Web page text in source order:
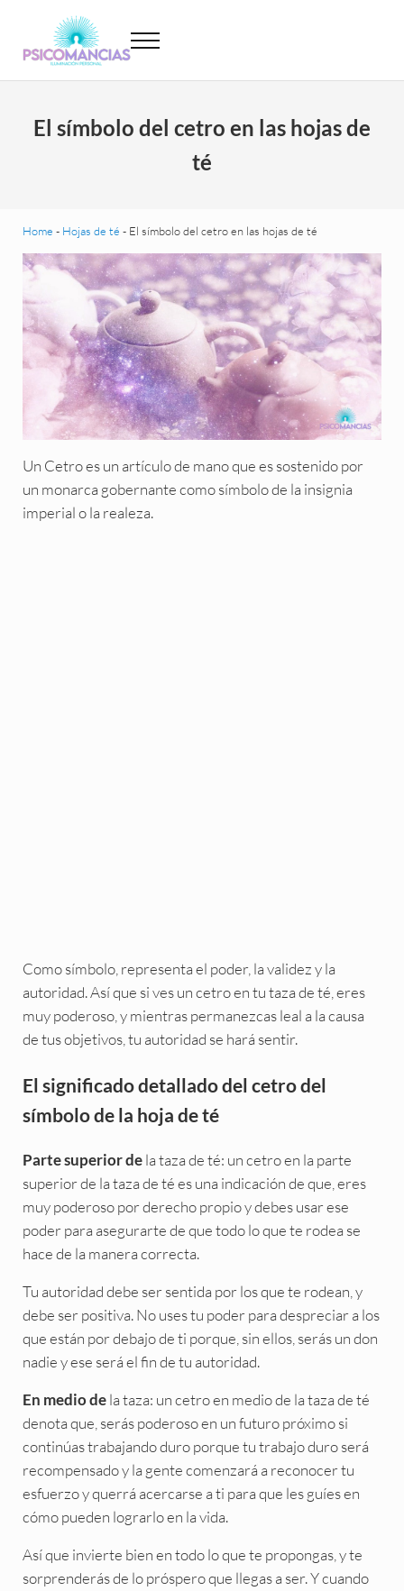
Psicomancias
Menu
El símbolo del cetro en las hojas de
té
Home - Hojas de té - El símbolo del cetro en las hojas de té
Un Cetro es un artículo de mano que es sostenido por
un monarca gobernante como símbolo de la insignia
imperial o la realeza.
Como símbolo, representa el poder, la validez y la
autoridad. Así que si ves un cetro en tu taza de té, eres
muy poderoso, y mientras permanezcas leal a la causa
de tus objetivos, tu autoridad se hará sentir.
El significado detallado del cetro del
símbolo de la hoja de té
Parte superior dela taza de té: un cetro en la parte
superior de la taza de té es una indicación de que, eres
muy poderoso por derecho propio y debes usar ese
poder para asegurarte de que todo lo que te rodea se
hace de la manera correcta.
Tu autoridad debe ser sentida por los que te rodean, y
debe ser positiva. No uses tu poder para despreciar a los
que están por debajo de ti porque, sin ellos, serás un don
nadie y ese será el fin de tu autoridad.
En medio dela taza: un cetro en medio de la taza de té
denota que, serás poderoso en un futuro próximo si
continúas trabajando duro porque tu trabajo duro será
recompensado y la gente comenzará a reconocer tu
esfuerzo y querrá acercarse a ti para que les guíes en
cómo pueden lograrlo en la vida.
Así que invierte bien en todo lo que te propongas, y te
sorprenderás de lo próspero que llegas a ser. Y cuando